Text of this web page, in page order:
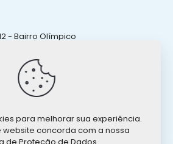
- Bairro Olímpico
para melhorar sua experiência.
website concorda com a nossa